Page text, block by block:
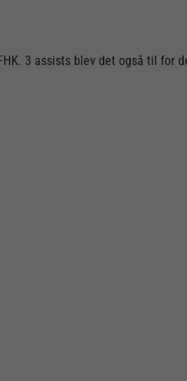
3 assists blev det også til for